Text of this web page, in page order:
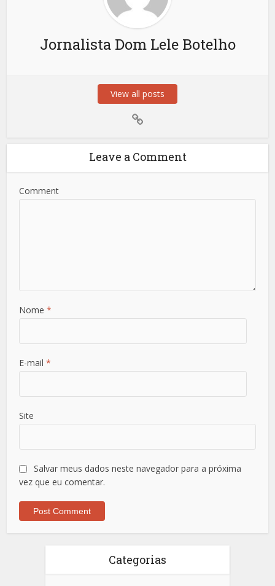
Jornalista Dom Lele Botelho
View all posts
Leave a Comment
Comment
Nome*
E-mail*
Site
Salvar meus dados neste navegador para a próxima
vez que eu comentar.
Categorias